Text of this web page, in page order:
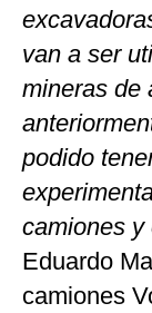
van a ser
mineras de
podido
camiones y
Eduardo
camiones